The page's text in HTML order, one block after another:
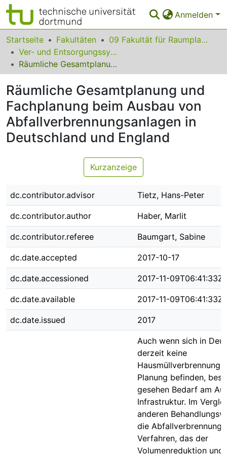
Anmelden
Bereiche & Sammlungen
Das gesamte Repositorium
FAQ
Leitlinien
Zurück zur Startseite
Startseite Fakultäten
09 Fakultät für Raumplanung
Ver- und Entsorgungssysteme in der Raumplanung
Räumliche Gesamtplanung und Fachplanung beim Ausbau von Abfallverbrennungsanlagen in Deutschland und England
Räumliche Gesamtplanung und
Fachplanung beim Ausbau von
Abfallverbrennungsanlagen in
Deutschland und England
Kurzanzeige
dc.contributor.advisor Tietz, Hans-Peter
dc.contributor.author Haber, Marlit
dc.contributor.referee Baumgart, Sabine
dc.date.accepted 2017-10-17
dc.date.accessioned 2017-11-09T06:41:33Z
dc.date.available 2017-11-09T06:41:33Z
dc.date.issued 2017
Auch wenn sich in
derzeit keine
Planung befinden,
gesehen Bedarf am
Infrastruktur. Im
anderen
die Abfallverbrennung
Verfahren, das der
Volumenreduktion und